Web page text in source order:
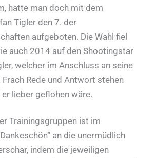
hatte man doch mit dem
Tigler den 7. der
aufgeboten. Die Wahl fiel
auch 2014 auf den Shootingstar
welcher im Anschluss an seine
Rede und Antwort stehen
lieber geflohen wäre.
Trainingsgruppen ist im
an die unermüdlich
indem die jeweiligen